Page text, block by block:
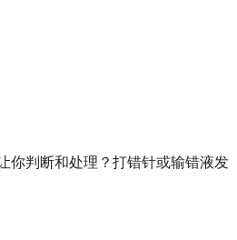
你判断和处理？打错针或输错液发